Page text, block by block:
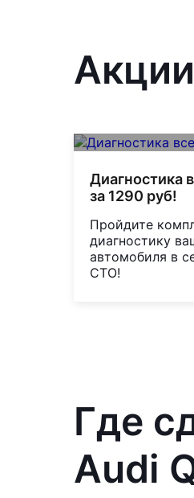
Диагностика
за 1290 руб!
Пройдите
диагностику
автомобиля в
СТО!
Где
Audi